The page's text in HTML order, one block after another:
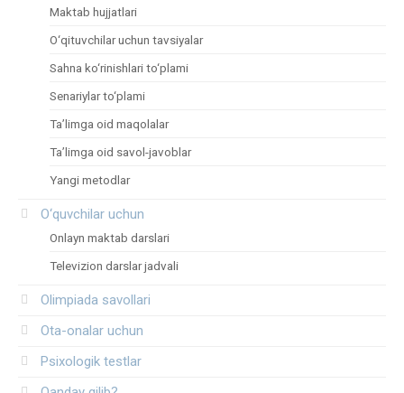
Maktab hujjatlari
O‘qituvchilar uchun tavsiyalar
Sahna ko‘rinishlari to‘plami
Senariylar to‘plami
Ta’limga oid maqolalar
Ta’limga oid savol-javoblar
Yangi metodlar
O‘quvchilar uchun
Onlayn maktab darslari
Televizion darslar jadvali
Olimpiada savollari
Ota-onalar uchun
Psixologik testlar